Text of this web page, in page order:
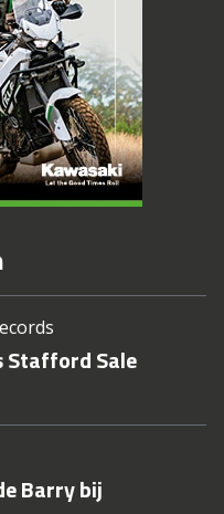
Stafford Sale
Barry bij